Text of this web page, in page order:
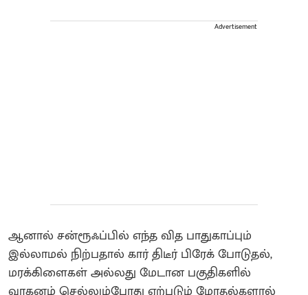
Advertisement
ஆனால் சன்ரூஃப்பில் எந்த வித பாதுகாப்பும்
இல்லாமல் நிற்பதால் கார் திடீர் பிரேக் போடுதல்,
மரக்கிளைகள் அல்லது மேடான பகுதிகளில்